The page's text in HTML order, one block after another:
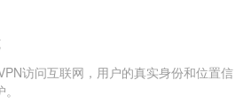
访问互联网，用户的真实身份和位置信